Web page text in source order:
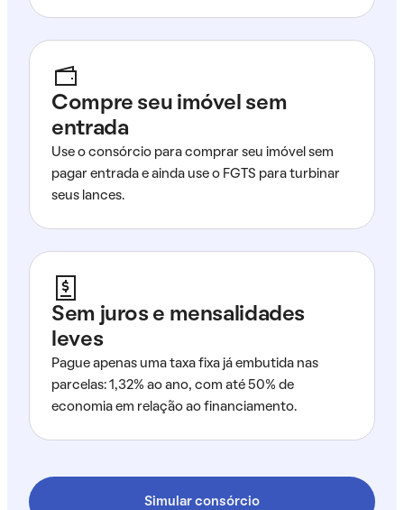
Compre seu imóvel sem
entrada
Use o consórcio para comprar seu imóvel sem
pagar entrada e ainda use o FGTS para turbinar
seus lances.
Sem juros e mensalidades
leves
Pague apenas uma taxa fixa já embutida nas
parcelas: 1,32% ao ano, com até 50% de
economia em relação ao financiamento.
Simular consórcio